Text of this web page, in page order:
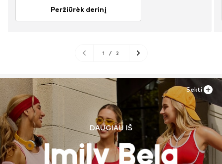
Peržiūrėk derinį
1 / 2
DAUGIAU IŠ
Sekti